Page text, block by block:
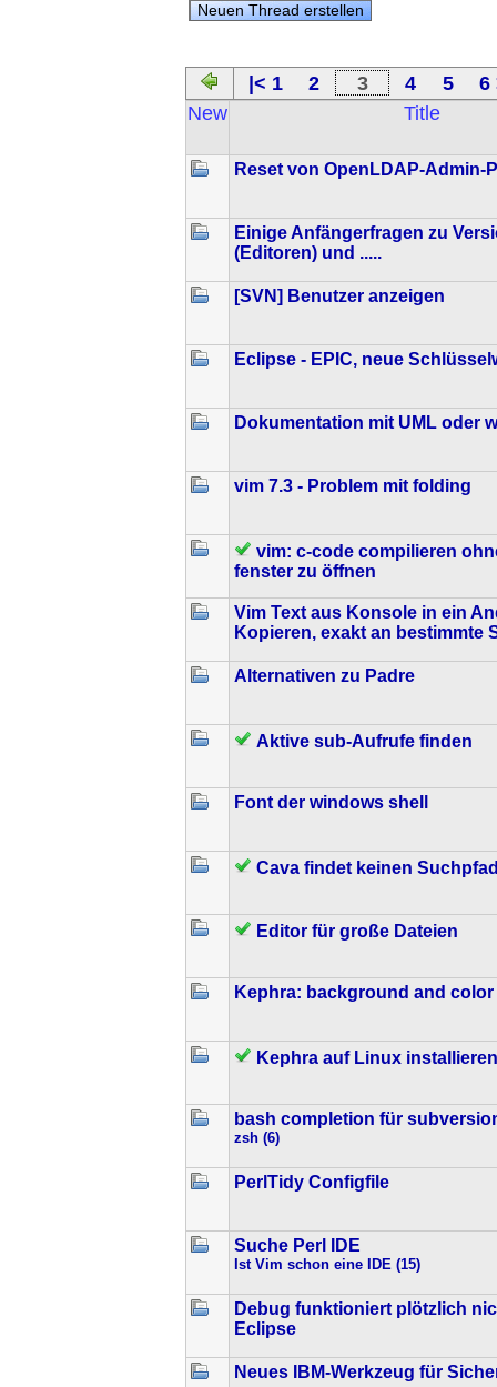
|< 1 2 3 4 5 6
New Title
Reset von OpenLDAP-Admin-
Einige Anfängerfragen zu
(Editoren) und .....
[SVN] Benutzer anzeigen
Eclipse - EPIC, neue
Dokumentation mit UML oder
vim 7.3 - Problem mit folding
vim: c-code compilieren
fenster zu öffnen
Vim Text aus Konsole in ein
Kopieren, exakt an bestimmte
Alternativen zu Padre
Aktive sub-Aufrufe finden
Font der windows shell
Cava findet keinen
Editor für große Dateien
Kephra: background and
Kephra auf Linux installieren
bash completion für
zsh (6)
PerlTidy Configfile
Suche Perl IDE
Ist Vim schon eine IDE (15)
Debug funktioniert plötzlich
Eclipse
Neues IBM-Werkzeug für